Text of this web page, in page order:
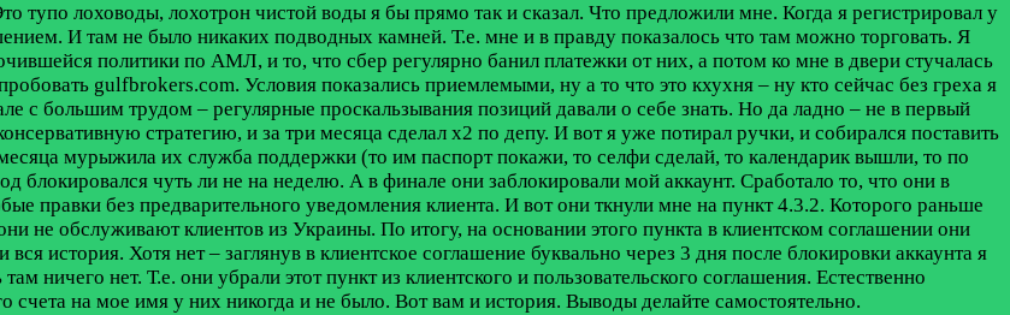
тупо лоховоды, лохотрон чистой воды я бы прямо так и сказал. Что предложили мне. Когда я регистрировал у
И там не было никаких подводных камней. Т.е. мне и в правду показалось что там можно торговать. Я
политики по АМЛ, и то, что сбер регулярно банил платежки от них, а потом ко мне в двери стучалась
gulfbrokers.com. Условия показались приемлемыми, ну а то что это кхухня – ну кто сейчас без греха я
с большим трудом – регулярные проскальзывания позиций давали о себе знать. Но да ладно – не в первый
стратегию, и за три месяца сделал х2 по депу. И вот я уже потирал ручки, и собирался поставить
мурыжила их служба поддержки (то им паспорт покажи, то селфи сделай, то календарик вышли, то по
блокировался чуть ли не на неделю. А в финале они заблокировали мой аккаунт. Сработало то, что они в
правки без предварительного уведомления клиента. И вот они ткнули мне на пункт 4.3.2. Которого раньше
не обслуживают клиентов из Украины. По итогу, на основании этого пункта в клиентском соглашении они
история. Хотя нет – заглянув в клиентское соглашение буквально через 3 дня после блокировки аккаунта я
ничего нет. Т.е. они убрали этот пункт из клиентского и пользовательского соглашения. Естественно
счета на мое имя у них никогда и не было. Вот вам и история. Выводы делайте самостоятельно.